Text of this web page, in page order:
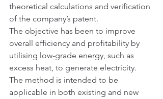
theoretical calculations and verification
of the company’s patent.
The objective has been to improve
overall efficiency and profitability by
utilising low-grade energy, such as
excess heat, to generate electricity.
The method is intended to be
applicable in both existing and new